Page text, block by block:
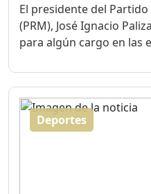
El presidente del
(PRM), José Ignacio
para algún cargo en las
Deportes